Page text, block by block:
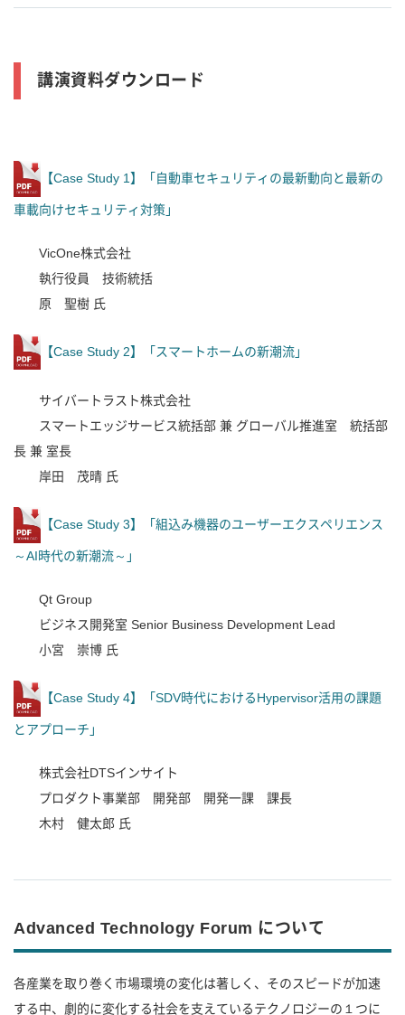
講演資料ダウンロード
【Case Study 1】「自動車セキュリティの最新動向と最新の
車載向けセキュリティ対策」
VicOne株式会社
執行役員 技術統括
原 聖樹 氏
【Case Study 2】「スマートホームの新潮流」
サイバートラスト株式会社
スマートエッジサービス統括部 兼 グローバル推進室 統括部
長 兼 室長
岸田 茂晴 氏
【Case Study 3】「組込み機器のユーザーエクスペリエンス
～AI時代の新潮流～」
Qt Group
ビジネス開発室 Senior Business Development Lead
小宮 崇博 氏
【Case Study 4】「SDV時代におけるHypervisor活用の課題
とアプローチ」
株式会社DTSインサイト
プロダクト事業部 開発部 開発一課 課長
木村 健太郎 氏
Advanced Technology Forum について
各産業を取り巻く市場環境の変化は著しく、そのスピードが加速
する中、劇的に変化する社会を支えているテクノロジーの１つに